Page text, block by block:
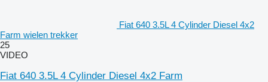
Fiat 640 3.5L 4 Cylinder Diesel 4x2
Farm wielen trekker
25
VIDEO
Fiat 640 3.5L 4 Cylinder Diesel 4x2 Farm